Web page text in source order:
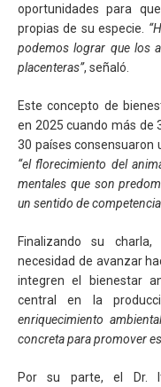
oportunidades para
propias de su especie.
podemos lograr que los
placenteras”, señaló.
Este concepto de
en 2025 cuando más de
30 países consensuaron
“el florecimiento del
mentales que son
un sentido de
Finalizando su
necesidad de avanzar
integren el bienestar
central en la
enriquecimiento
concreta para promover
Por su parte, el Dr.